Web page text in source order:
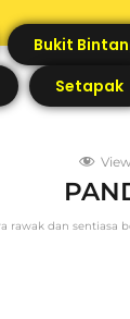
Bukit
Setapak
rawak dan sentiasa